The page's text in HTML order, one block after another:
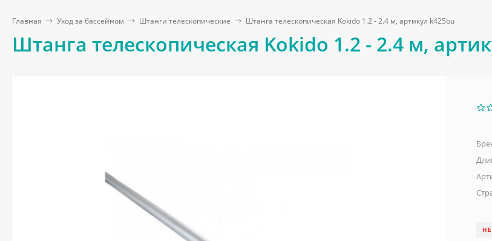
Главная Уход за бассейном Штанги телескопические Штанга телескопическая Kokido 1.2 - 2.4 м, артикул k425bu
Штанга телескопическая Kokido 1.2 - 2.4 м,